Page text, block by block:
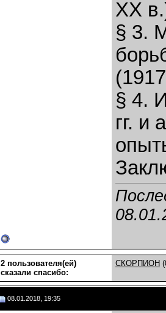
ХХ
§ 3.
§ 4.
гг. и
2 пользователя(ей)
сказали cпасибо:
СКОРПИОН
08.01.2018, 19:35